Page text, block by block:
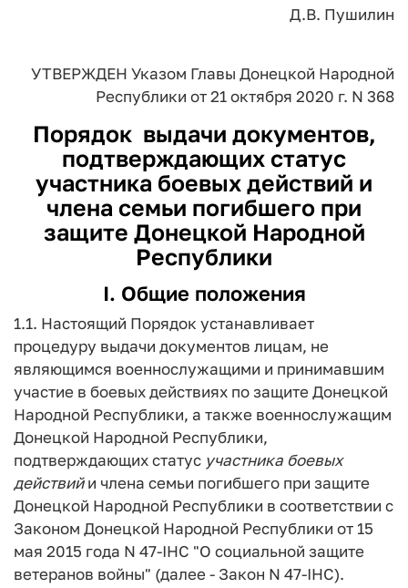
Д.В. Пушилин
УТВЕРЖДЕН Указом Главы Донецкой Народной
Республики от 21 октября 2020 г. N 368
Порядок выдачи документов,
подтверждающих статус
участника боевыхдействий и
члена семьи погибшего при
защите Донецкой Народной
Республики
I. Общие положения
1.1. Настоящий Порядок устанавливает
процедуру выдачи документов лицам, не
являющимся военнослужащими и принимавшим
участие в боевых действиях по защите Донецкой
Народной Республики, а также военнослужащим
Донецкой Народной Республики,
подтверждающих статус участника боевых
действийи члена семьи погибшего при защите
Донецкой Народной Республики в соответствии с
Законом Донецкой Народной Республики от 15
мая 2015 года N 47-IHС "О социальной защите
ветеранов войны" (далее - Закон N 47-IHС).